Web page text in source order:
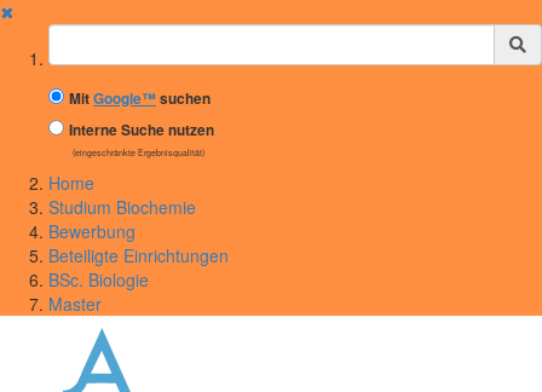
✖
Suchbegriff
MitGoogle™suchen
Interne Suche nutzen
(eingeschränkte Ergebnisqualität)
Home
Studium Biochemie
Bewerbung
Beteiligte Einrichtungen
BSc. Biologie
Master